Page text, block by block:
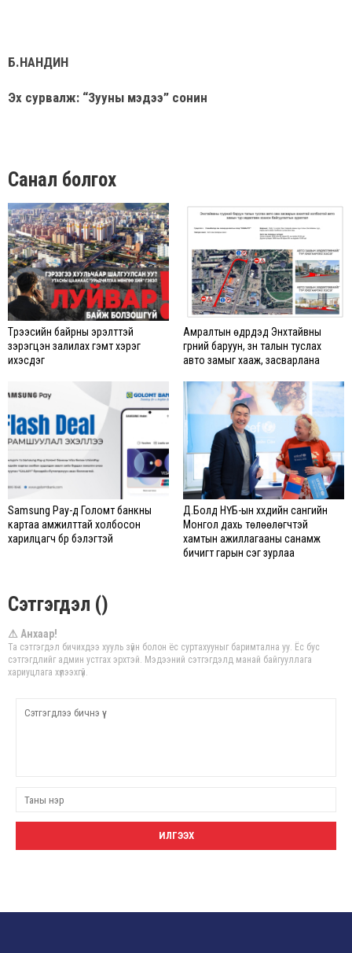
Б.НАНДИН
Эх сурвалж: “Зууны мэдээ” сонин
Санал болгох
Түрээсийн байрны эрэлттэй
зэрэгцэн залилах гэмт хэрэг
ихэсдэг
Амралтын өдрүүдэд Энхтайвны
гүүрний баруун, зүүн талын туслах
авто замыг хааж, засварлана
Samsung Pay-д Голомт банкны
картаа амжилттай холбосон
харилцагч бүр бэлэгтэй
Д.Болд НҮБ-ын хүүхдийн сангийн
Монгол дахь төлөөлөгчтэй
хамтын ажиллагааны санамж
бичигт гарын үсэг зурлаа
Сэтгэгдэл ()
⚠ Анхаар!
Та сэтгэгдэл бичихдээ хууль зүйн болон ёс суртахууныг баримтална уу. Ёс бус
сэтгэгдлийг админ устгах эрхтэй. Мэдээний сэтгэгдэлд манай байгууллага
хариуцлага хүлээхгүй.